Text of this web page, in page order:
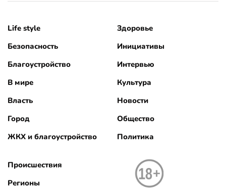
Life style
Безопасность
Благоустройство
В мире
Власть
Город
ЖКХ и благоустройство
Здоровье
Инициативы
Интервью
Культура
Новости
Общество
Политика
Происшествия
Регионы